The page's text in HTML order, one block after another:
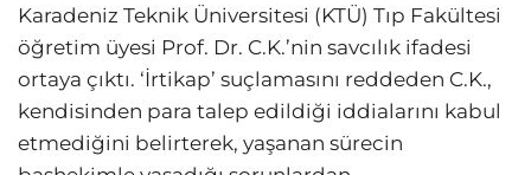
Karadeniz Teknik Üniversitesi (KTÜ) Tıp Fakültesi
öğretim üyesi Prof. Dr. C.K.’nin savcılık ifadesi
ortaya çıktı. ‘İrtikap’ suçlamasını reddeden C.K.,
kendisinden para talep edildiği iddialarını kabul
etmediğini belirterek, yaşanan sürecin